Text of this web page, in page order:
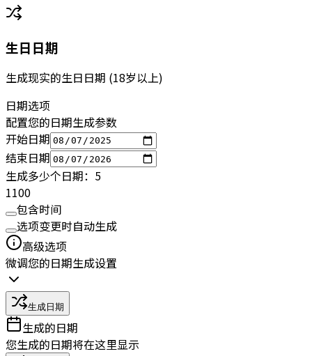
生日日期
生成现实的生日日期 (18岁以上)
日期选项
配置您的日期生成参数
开始日期
结束日期
生成多少个日期：5
1100
包含时间
选项变更时自动生成
高级选项
微调您的日期生成设置
生成日期
生成的日期
您生成的日期将在这里显示